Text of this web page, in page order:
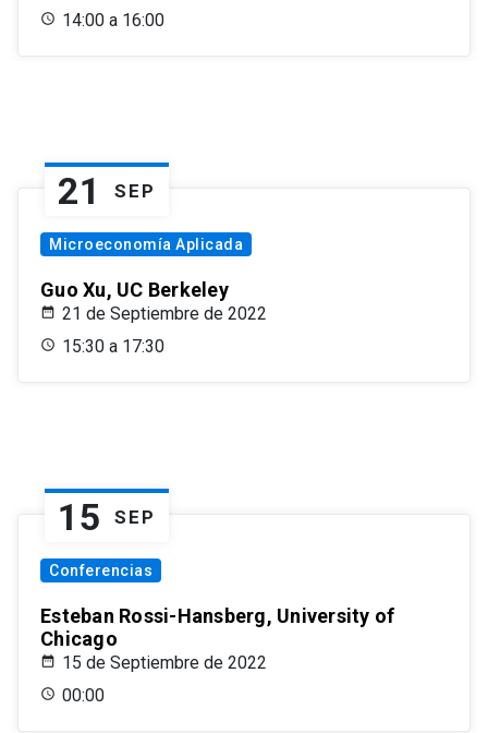
14:00 a 16:00
21 SEP
Microeconomía Aplicada
Guo Xu, UC Berkeley
21 de Septiembre de 2022
15:30 a 17:30
15 SEP
Conferencias
Esteban Rossi-Hansberg, University of
Chicago
15 de Septiembre de 2022
00:00